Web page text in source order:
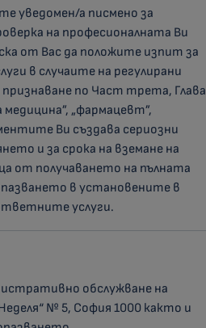
уведомен/а писмено за
на професионалната Ви
от Вас да положите изпит за
в случаите на регулирани
по Част трета, Глава
„фармацевт”,
Ви създава сериозни
и за срока на вземане на
от получаването на пълната
в установените в
услуги.
обслужване на
№ 5, София 1000 както и